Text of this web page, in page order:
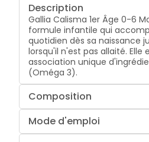
Description
Gallia Calisma 1er Âge 0-6
formule infantile qui
quotidien dès sa naissance
lorsqu'il n'est pas allaité. Elle
association unique
(Oméga 3).
Composition
Mode d'emploi